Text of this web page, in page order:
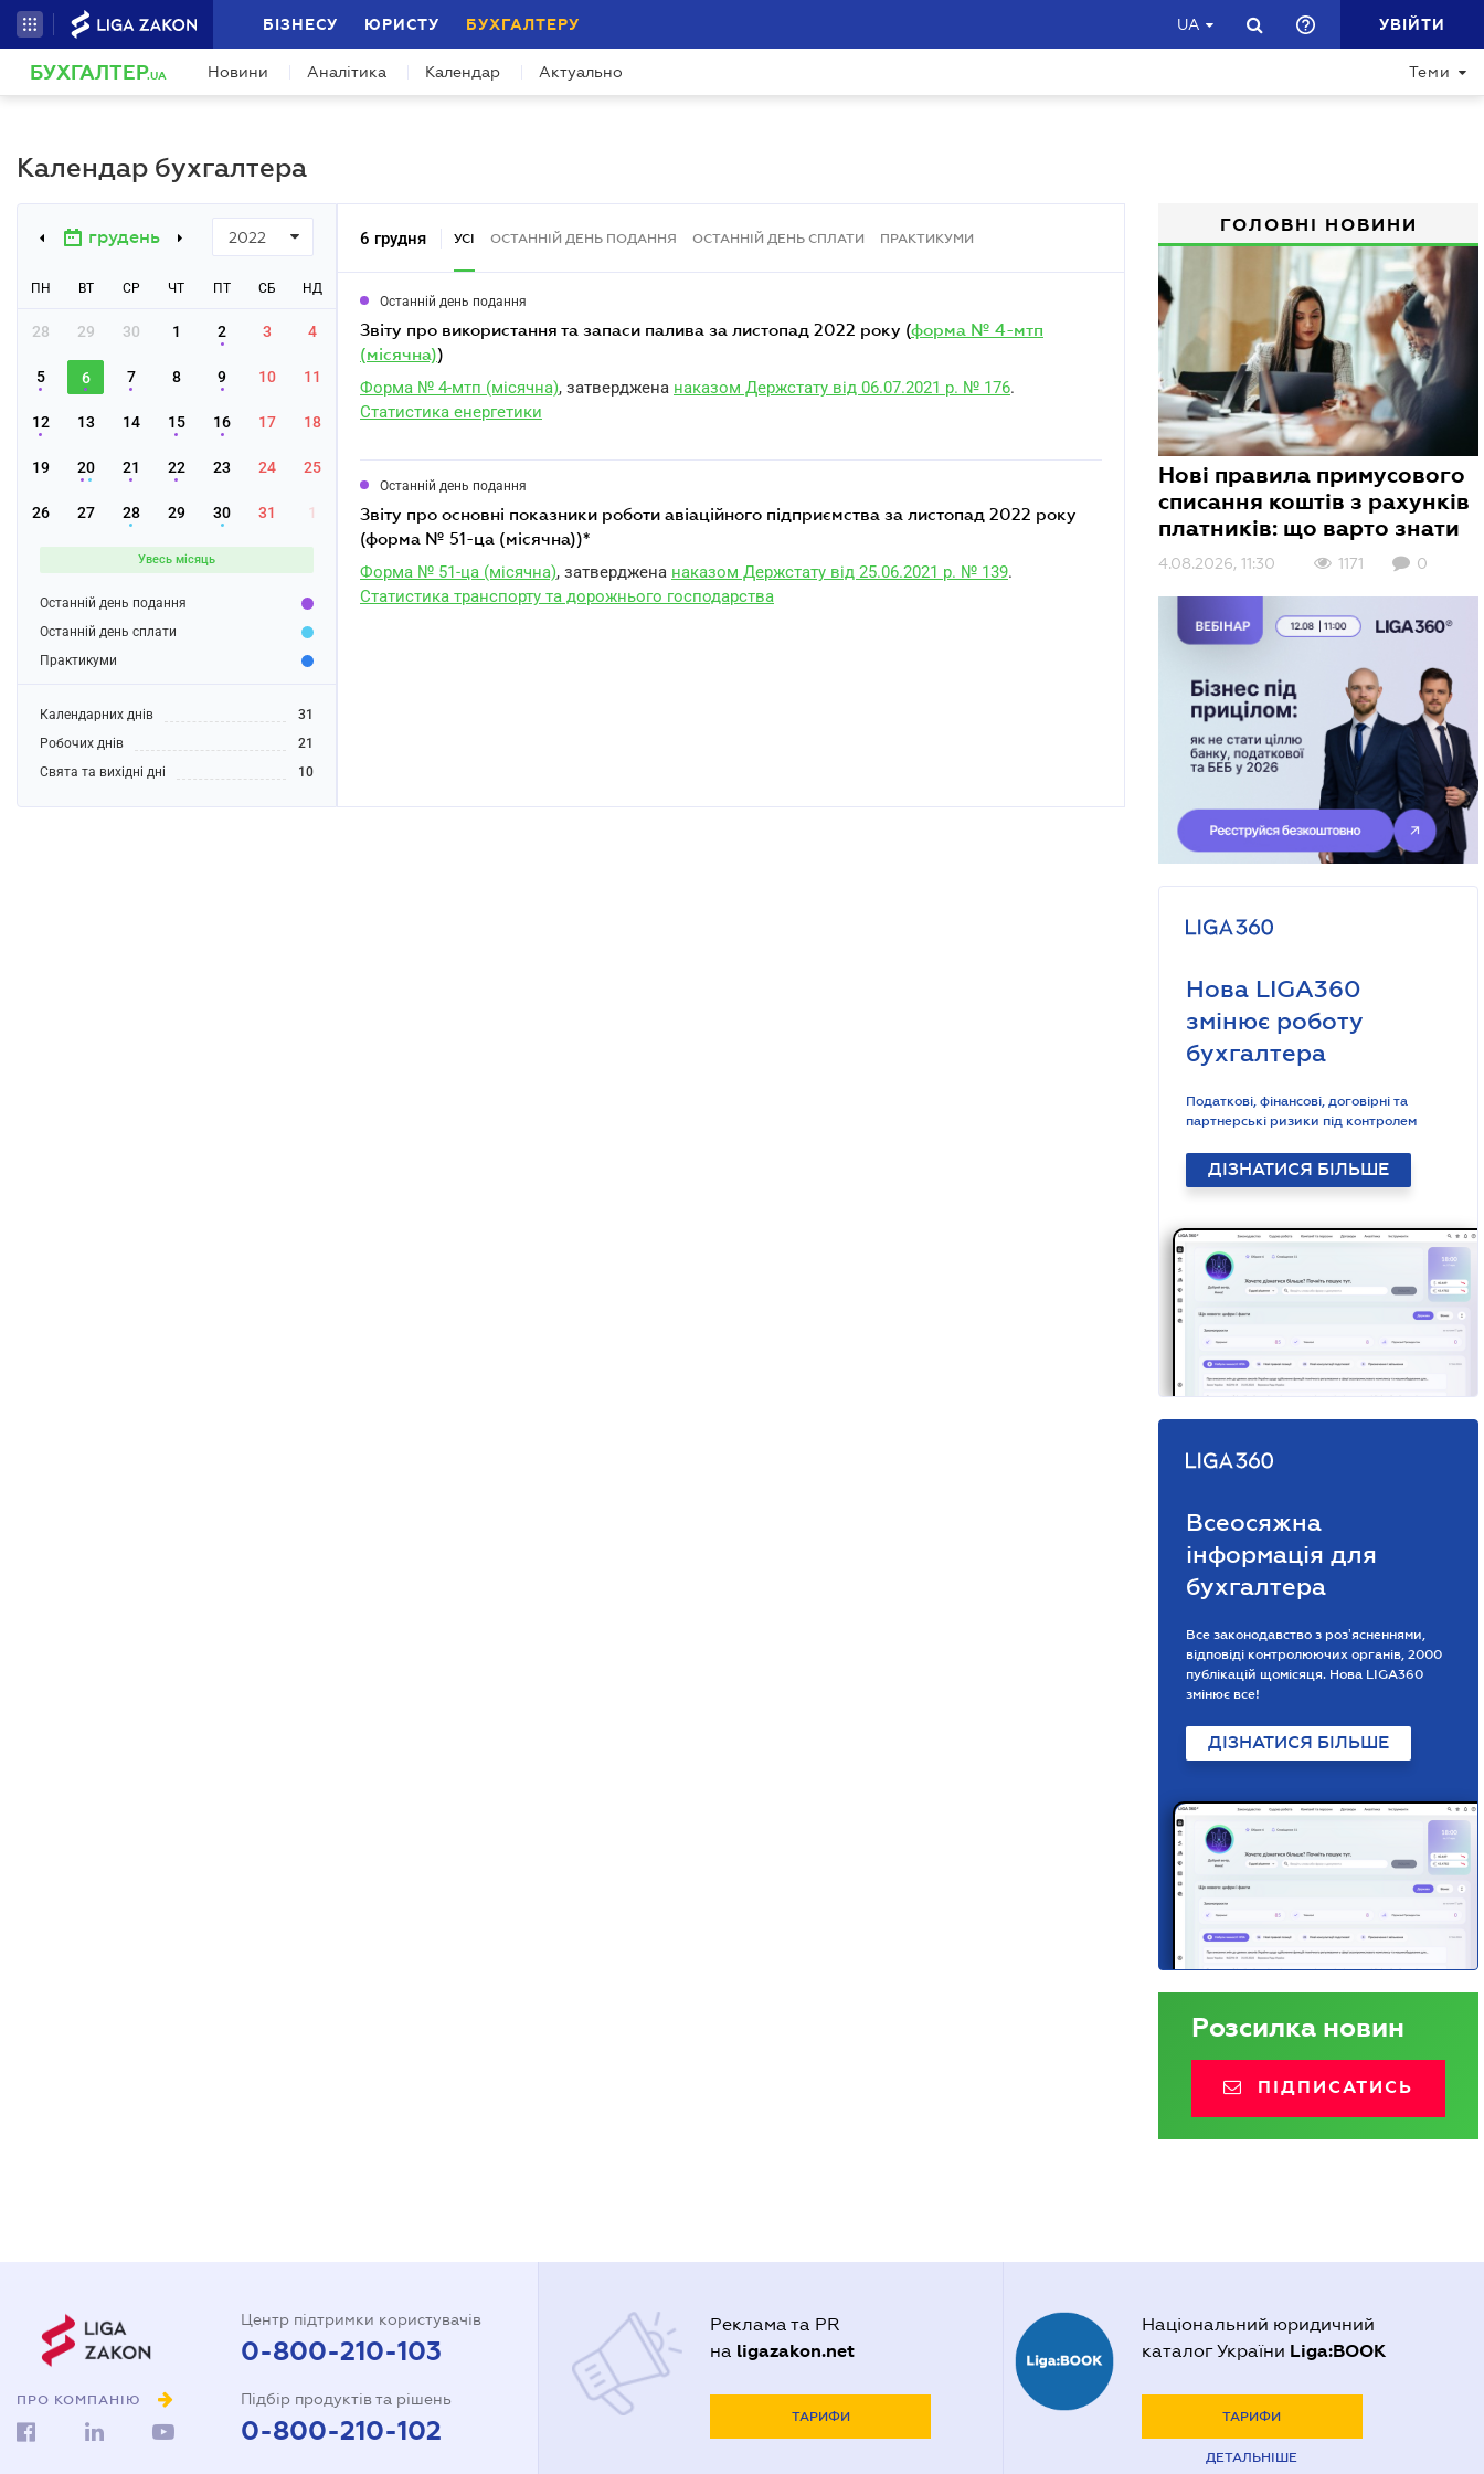
БІЗНЕСУ ЮРИСТУ БУХГАЛТЕРУ UA УВІЙТИ
БУХГАЛТЕР.UA Новини Аналітика Календар Актуально Теми
Календар бухгалтера
грудень 2022
ПН ВТ СР ЧТ ПТ СБ НД
28 29 30 1 2 3 4
5 6 7 8 9 10 11
12 13 14 15 16 17 18
19 20 21 22 23 24 25
26 27 28 29 30 31 1
Увесь місяць
Останній день подання
Останній день сплати
Практикуми
Календарних днів
31
Робочих днів
21
Свята та вихідні дні
10
6 грудня УСІ ОСТАННІЙ ДЕНЬ ПОДАННЯ ОСТАННІЙ ДЕНЬ СПЛАТИ ПРАКТИКУМИ
Останній день подання
звіту про використання та запаси палива за листопад 2022 року (форма № 4-мтп
(місячна))
Форма № 4-мтп (місячна), затверджена наказом Держстату від 06.07.2021 р. № 176.
Статистика енергетики
Останній день подання
звіту про основні показники роботи авіаційного підприємства за листопад 2022 року
(форма № 51-ца (місячна))*
Форма № 51-ца (місячна), затверджена наказом Держстату від 25.06.2021 р. № 139.
Статистика транспорту та дорожнього господарства
ГОЛОВНІ НОВИНИ
Нові правила примусового
списання коштів з рахунків
платників: що варто знати
4.08.2026, 11:30 1171 0
Нова LIGA360
змінює роботу
бухгалтера
Податкові, фінансові, договірні та
партнерські ризики під контролем
ДІЗНАТИСЯ БІЛЬШЕ
Всеосяжна
інформація для
бухгалтера
Все законодавство з розʼясненнями,
відповіді контролюючих органів, 2000
публікацій щомісяця. Нова LIGA360
змінює все!
ДІЗНАТИСЯ БІЛЬШЕ
Розсилка новин
ПІДПИСАТИСЬ
ПРО КОМПАНІЮ
Центр підтримки користувачів
0-800-210-103
Підбір продуктів та рішень
0-800-210-102
Реклама та PR
на ligazakon.net
ТАРИФИ
Національний юридичний
каталог України Liga:BOOK
ТАРИФИ
ДЕТАЛЬНІШЕ